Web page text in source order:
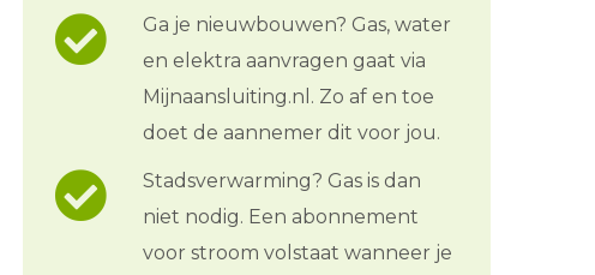
Ga je nieuwbouwen? Gas, water
en elektra aanvragen gaat via
Mijnaansluiting.nl. Zo af en toe
doet de aannemer dit voor jou.
Stadsverwarming? Gas is dan
niet nodig. Een abonnement
voor stroom volstaat wanneer je